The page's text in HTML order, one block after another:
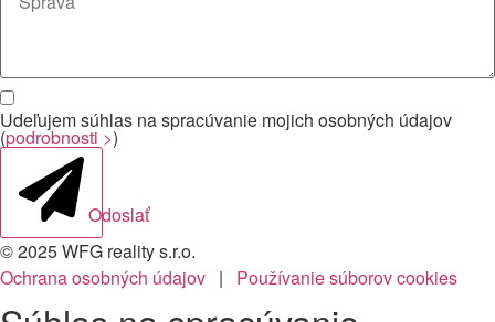
Udeľujem súhlas na spracúvanie mojich osobných údajov
(podrobnosti >)
Odoslať
© 2025 WFG reality s.r.o.
Ochrana osobných údajov | Používanie súborov cookies